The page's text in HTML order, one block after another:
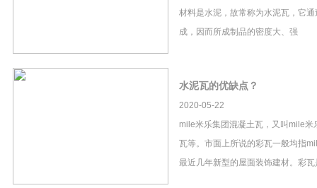
材料是水泥，故常称为水泥瓦，它
成，因而所成制品的密度大、强
水泥瓦的优缺点？
2020-05-22
mile米乐集团混凝土瓦，又叫mile米
瓦等。市面上所说的彩瓦一般均指
最近几年新型的屋面装饰建材。彩